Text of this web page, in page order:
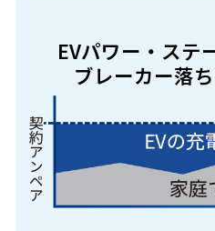
EVパワー・ステ
ブレーカー落